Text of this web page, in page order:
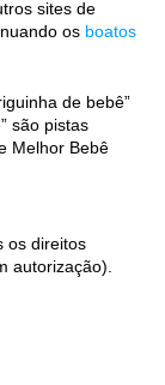
sites de
os boatos
de bebê”
são pistas
Melhor Bebê
os direitos
autorização).